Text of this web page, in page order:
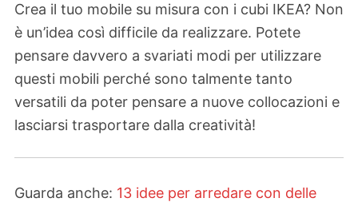
Crea il tuo mobile su misura con i cubi IKEA? Non
è un’idea così difficile da realizzare. Potete
pensare davvero a svariati modi per utilizzare
questi mobili perché sono talmente tanto
versatili da poter pensare a nuove collocazioni e
lasciarsi trasportare dalla creatività!
Guarda anche: 13 idee per arredare con delle